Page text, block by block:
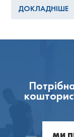
ДОКЛАДНІШЕ